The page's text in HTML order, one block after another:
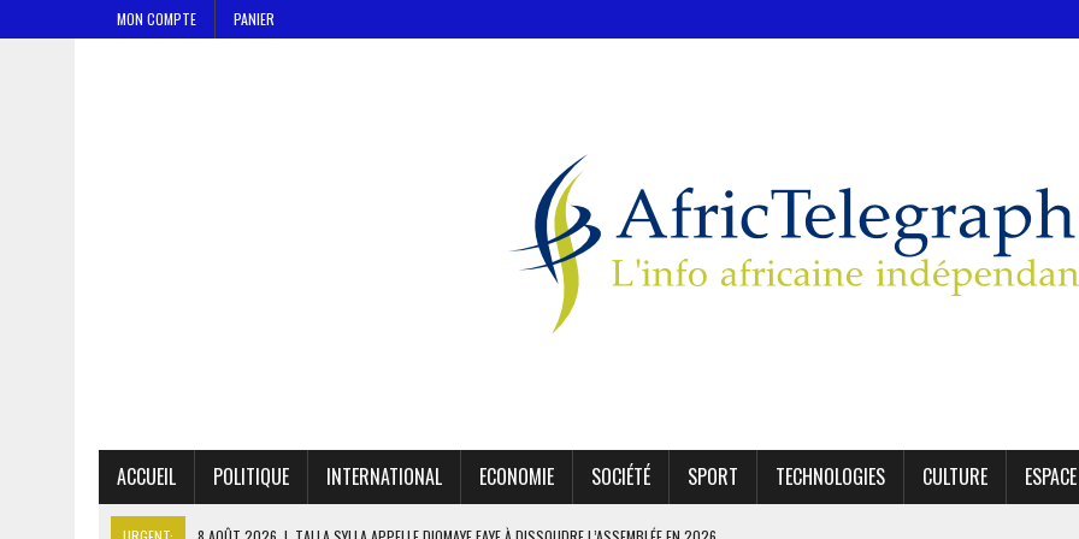
MON COMPTE PANIER
ACCUEIL POLITIQUE INTERNATIONAL ECONOMIE SOCIÉTÉ SPORT TECHNOLOGIES CULTURE